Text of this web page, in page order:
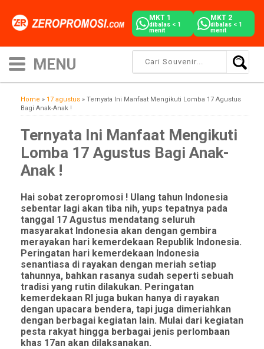
MKT 1
dibalas < 1
menit
MKT 2
dibalas < 1
menit
Home » 17 agustus » Ternyata Ini Manfaat Mengikuti Lomba 17 Agustus
Bagi Anak-Anak !
Ternyata Ini Manfaat Mengikuti
Lomba 17 Agustus Bagi Anak-
Anak !
Hai sobat zeropromosi ! Ulang tahun Indonesia
sebentar lagi akan tiba nih, yups tepatnya pada
tanggal 17 Agustus mendatang seluruh
masyarakat Indonesia akan dengan gembira
merayakan hari kemerdekaan Republik Indonesia.
Peringatan hari kemerdekaan Indonesia
senantiasa di rayakan dengan meriah setiap
tahunnya, bahkan rasanya sudah seperti sebuah
tradisi yang rutin dilakukan. Peringatan
kemerdekaan RI juga bukan hanya di rayakan
dengan upacara bendera, tapi juga dimeriahkan
dengan berbagai kegiatan lain. Mulai dari kegiatan
pesta rakyat hingga berbagai jenis perlombaan
khas 17an akan dilaksanakan.